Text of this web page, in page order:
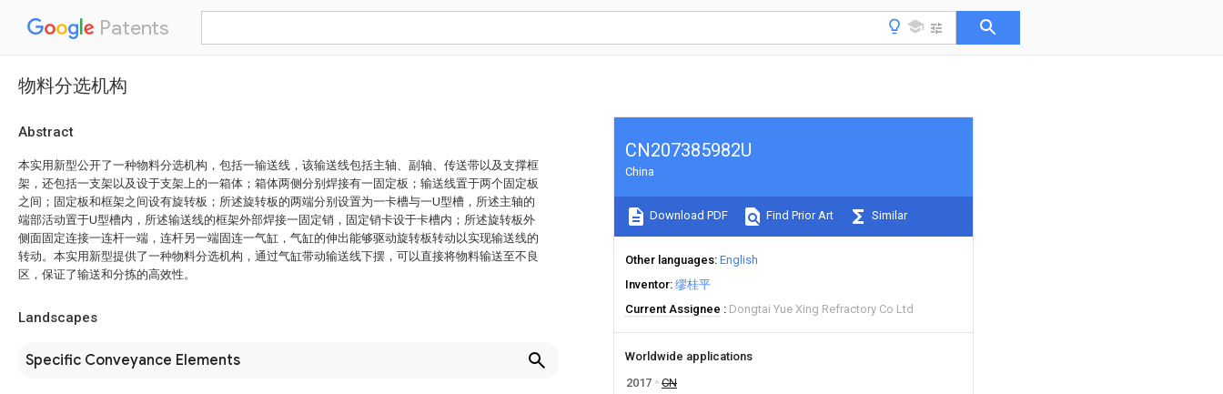
Patents
物料分选机构
Abstract
本实用新型公开了一种物料分选机构，包括一输送线，该输送线包括主轴、副轴、传送带以及支撑框
架，还包括一支架以及设于支架上的一箱体；箱体两侧分别焊接有一固定板；输送线置于两个固定板
之间；固定板和框架之间设有旋转板；所述旋转板的两端分别设置为一卡槽与一U型槽，所述主轴的
端部活动置于U型槽内，所述输送线的框架外部焊接一固定销，固定销卡设于卡槽内；所述旋转板外
侧面固定连接一连杆一端，连杆另一端固连一气缸，气缸的伸出能够驱动旋转板转动以实现输送线的
转动。本实用新型提供了一种物料分选机构，通过气缸带动输送线下摆，可以直接将物料输送至不良
区，保证了输送和分拣的高效性。
Landscapes
Specific Conveyance Elements
CN207385982U
China
Download PDF Find Prior Art Similar
Other languages English
Inventor 缪桂平
Current Assignee
Dongtai Yue Xing Refractory Co Ltd
Worldwide applications
2017
CN